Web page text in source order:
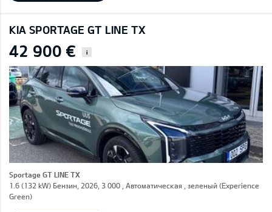
KIA SPORTAGE GT LINE TX
42 900 € i
Sportage GT LINE TX
1.6 (132 kW) Бензин, 2026, 3 000 , Автоматическая , зеленый (Experience
Green)